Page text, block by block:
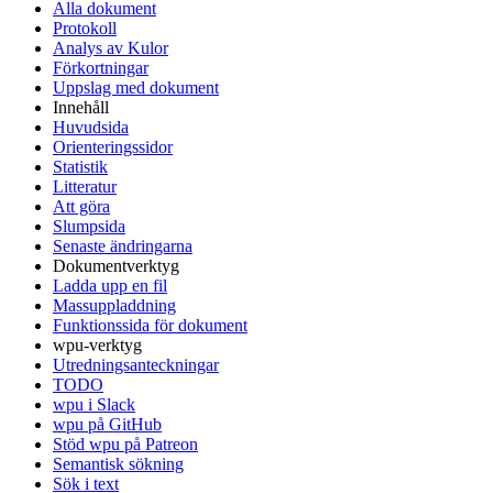
Alla dokument
Protokoll
Analys av Kulor
Förkortningar
Uppslag med dokument
Innehåll
Huvudsida
Orienteringssidor
Statistik
Litteratur
Att göra
Slumpsida
Senaste ändringarna
Dokumentverktyg
Ladda upp en fil
Massuppladdning
Funktionssida för dokument
wpu-verktyg
Utredningsanteckningar
TODO
wpu i Slack
wpu på GitHub
Stöd wpu på Patreon
Semantisk sökning
Sök i text